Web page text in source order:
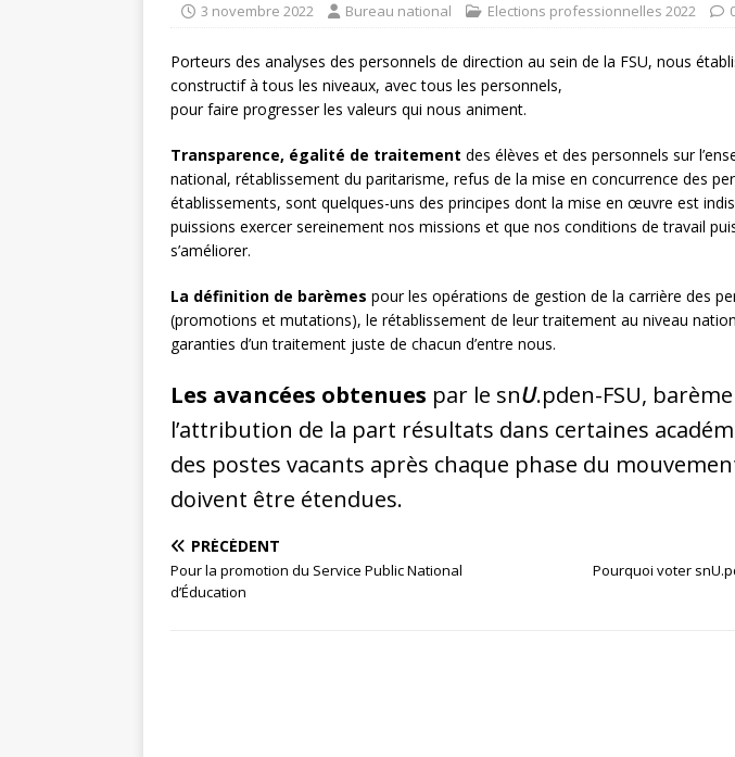
3 novembre 2022 Bureau national Elections professionnelles 2022
Porteurs des analyses des personnels de direction au sein de la FSU, nous
constructif à tous les niveaux, avec tous les personnels,
pour faire progresser les valeurs qui nous animent.
Transparence, égalité de traitement des élèves et des personnels sur
national, rétablissement du paritarisme, refus de la mise en concurrence des
établissements, sont quelques-uns des principes dont la mise en œuvre est
puissions exercer sereinement nos missions et que nos conditions de travail
s’améliorer.
La définition de barèmes pour les opérations de gestion de la carrière des
(promotions et mutations), le rétablissement de leur traitement au niveau
garanties d’un traitement juste de chacun d’entre nous.
Les avancées obtenues par le snU.pden-FSU,
l’attribution de la part résultats dans certaines
des postes vacants après chaque phase du
doivent être étendues.
PRÉCÉDENT
Pour la promotion du Service Public National
d’Éducation
Pourquoi voter